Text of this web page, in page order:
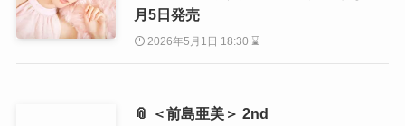
月5日発売
2026年5月1日 18:30 ⌛
📎 ＜前島亜美＞ 2nd